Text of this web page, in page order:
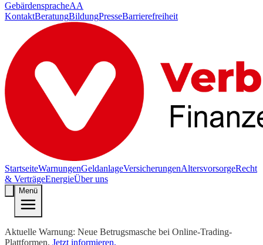
GebärdenspracheAA
KontaktBeratungBildungPresseBarrierefreiheit
StartseiteWarnungenGeldanlageVersicherungenAltersvorsorgeRecht
& VerträgeEnergieÜber uns
Menü
Aktuelle Warnung: Neue Betrugsmasche bei Online-Trading-
Plattformen. Jetzt informieren.